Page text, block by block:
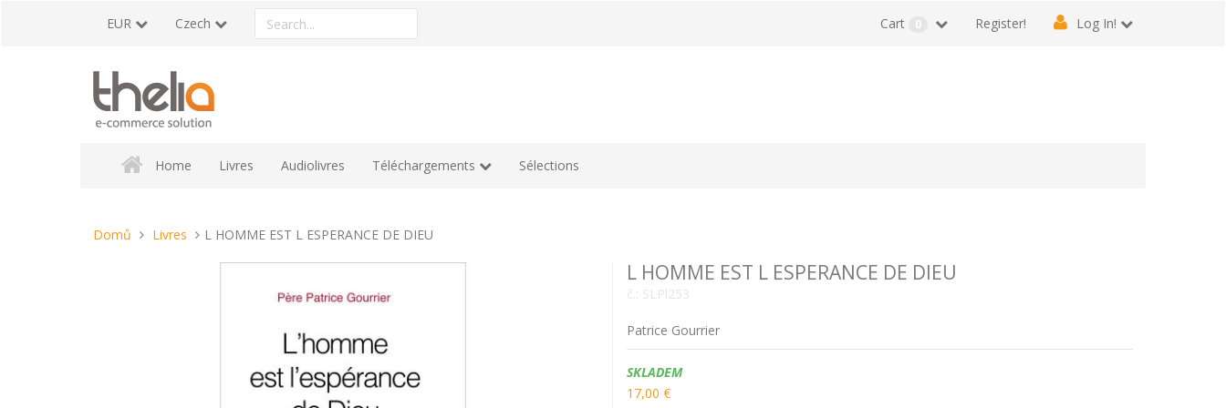
EUR Czech
Search
a
Register! Log In!
Cart 0
Home Livres Audiolivres Téléchargements Sélections
Nacházíte
Domů Livres L HOMME EST L ESPERANCE DE DIEU
L HOMME EST L ESPERANCE DE DIEU
č.: SLPl253
Patrice Gourrier
Dostupnost:
SKLADEM
17,00 €